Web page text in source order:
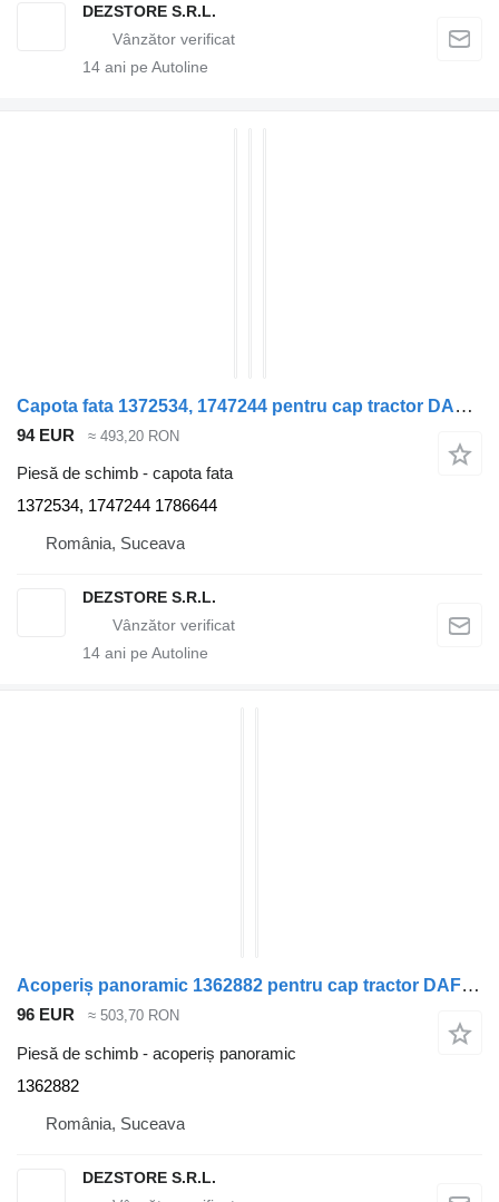
DEZSTORE S.R.L.
14 ani pe Autoline
Capota fata 1372534, 1747244 pentru cap tractor DAF CF85
94 EUR ≈ 493,20 RON
Piesă de schimb - capota fata
1372534, 1747244 1786644
România, Suceava
DEZSTORE S.R.L.
14 ani pe Autoline
Acoperiș panoramic 1362882 pentru cap tractor DAF CF85
96 EUR ≈ 503,70 RON
Piesă de schimb - acoperiș panoramic
1362882
România, Suceava
DEZSTORE S.R.L.